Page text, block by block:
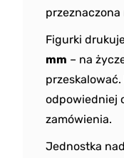
Figurki
mm – na
odpowiedniej
zamówienia.
Jednostka